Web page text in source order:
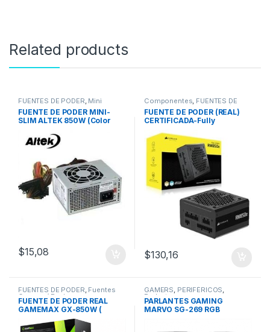
Related products
FUENTES DE PODER, Mini
Fuente
FUENTE DE PODER MINI-
SLIM ALTEK 850W (Color
$15,08
Componentes, FUENTES DE
PODER,Fuentes Gamers /
Reales,GAMERS
FUENTE DE PODER (REAL)
CERTIFICADA-Fully
Gold
$130,16
FUENTES DE PODER, Fuentes
Gamers / Reales
FUENTE DE PODER REAL
GAMEMAX GX-850W (
Certificada ) 80+ PLUS
GOLD-Modular
GAMERS, PERIFÉRICOS,
Parlantes
PARLANTES GAMING
MARVO SG-269 RGB